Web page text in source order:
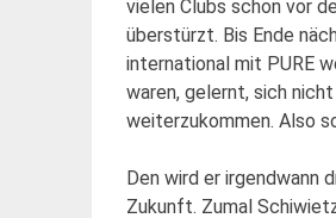
vielen Clubs schon vor
überstürzt. Bis Ende
international mit PURE
waren, gelernt, sich
weiterzukommen. Also
Den wird er irgendwann
Zukunft. Zumal